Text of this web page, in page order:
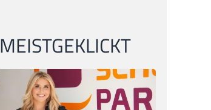
MEISTGEKLICKT